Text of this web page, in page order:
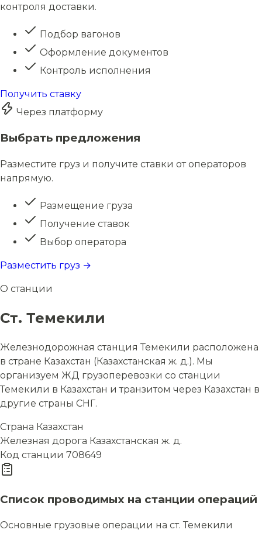
контроля доставки.
Подбор вагонов
Оформление документов
Контроль исполнения
Получить ставку
Через платформу
Выбрать предложения
Разместите груз и получите ставки от операторов
напрямую.
Размещение груза
Получение ставок
Выбор оператора
Разместить груз →
О станции
Ст. Темекили
Железнодорожная станция Темекили расположена
в стране Казахстан (Казахстанская ж. д.). Мы
организуем ЖД грузоперевозки со станции
Темекили в Казахстан и транзитом через Казахстан в
другие страны СНГ.
Страна Казахстан
Железная дорога Казахстанская ж. д.
Код станции 708649
Список проводимых на станции операций
Основные грузовые операции на ст. Темекили